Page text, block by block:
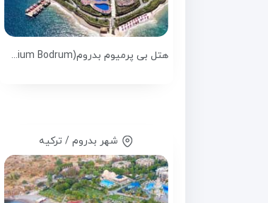
هتل بی پرمیوم بدروم(Be Premium Bodrum)
شهر بدروم / ترکیه